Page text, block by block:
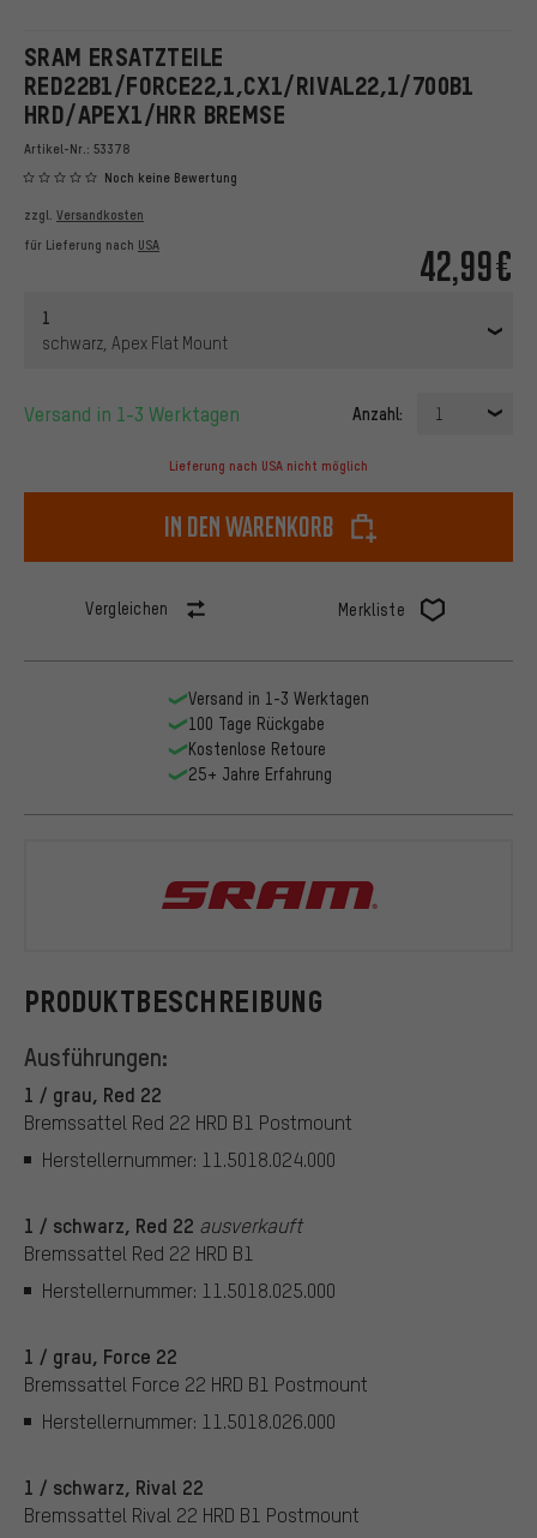
SRAM ERSATZTEILE
RED22B1/FORCE22,1,CX1/RIVAL22,1/700B1
HRD/APEX1/HRR BREMSE
Artikel-Nr.: 53378
Noch keine Bewertung
42,99€
zzgl. Versandkosten
für Lieferung nach USA
1
schwarz, Apex Flat Mount
Versand in 1-3 Werktagen Anzahl: 1
Lieferung nach USA nicht möglich
In den Warenkorb
Vergleichen Merkliste
PRODUKTBESCHREIBUNG
Ausführungen:
1 / grau, Red 22
Bremssattel Red 22 HRD B1 Postmount
Herstellernummer: 11.5018.024.000
1 / schwarz, Red 22 ausverkauft
Bremssattel Red 22 HRD B1
Herstellernummer: 11.5018.025.000
1 / grau, Force 22
Bremssattel Force 22 HRD B1 Postmount
Herstellernummer: 11.5018.026.000
1 / schwarz, Rival 22
Bremssattel Rival 22 HRD B1 Postmount
Versand in 1-3 Werktagen
100 Tage Rückgabe
Kostenlose Retoure
25+ Jahre Erfahrung
SRAM